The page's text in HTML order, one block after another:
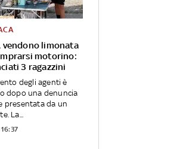
vendono limonata
motorino:
3 ragazzini
degli agenti è
dopo una denuncia
presentata da un
La...